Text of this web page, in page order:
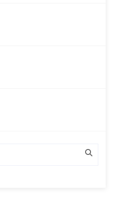
Ansatz:
und Schamane mit
– mit einem